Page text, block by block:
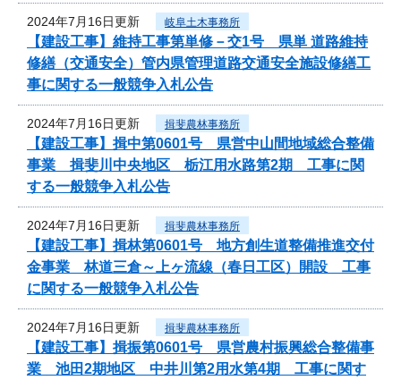
2024年7月16日更新 岐阜土木事務所
【建設工事】維持工事第単修－交1号 県単 道路維持
修繕（交通安全）管内県管理道路交通安全施設修繕工
事に関する一般競争入札公告
2024年7月16日更新 揖斐農林事務所
【建設工事】揖中第0601号 県営中山間地域総合整備
事業 揖斐川中央地区 栃江用水路第2期 工事に関
する一般競争入札公告
2024年7月16日更新 揖斐農林事務所
【建設工事】揖林第0601号 地方創生道整備推進交付
金事業 林道三倉～上ヶ流線（春日工区）開設 工事
に関する一般競争入札公告
2024年7月16日更新 揖斐農林事務所
【建設工事】揖振第0601号 県営農村振興総合整備事
業 池田2期地区 中井川第2用水第4期 工事に関す